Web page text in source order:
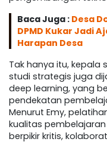
Baca Juga : Desa
DPMD Kukar Jadi
Harapan Desa
Tak hanya itu, kepala
studi strategis juga
deep learning, yang
pendekatan
Menurut Emy,
kualitas
berpikir kritis,